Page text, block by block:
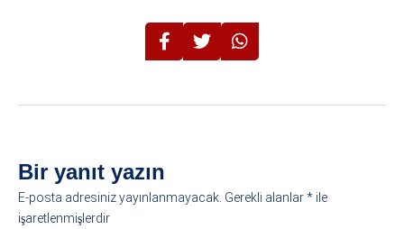
Bir yanıt yazın
E-posta adresiniz yayınlanmayacak. Gerekli alanlar*ile
işaretlenmişlerdir